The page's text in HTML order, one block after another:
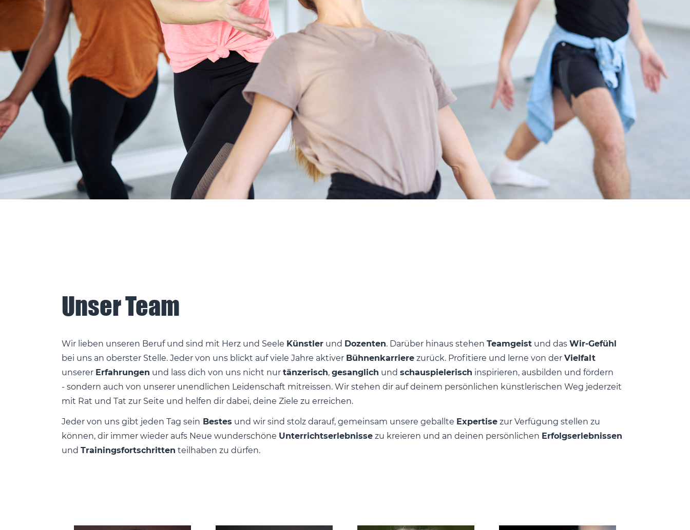
Unser Team
Wir lieben unseren Beruf und sind mit Herz und Seele Künstler und Dozenten. Darüber hinaus stehen Teamgeist und das Wir-Gefühl
bei uns an oberster Stelle. Jeder von uns blickt auf viele Jahre aktiver Bühnenkarriere zurück. Profitiere und lerne von der Vielfalt
unserer Erfahrungen und lass dich von uns nicht nur tänzerisch, gesanglich und schauspielerisch inspirieren, ausbilden und fördern
- sondern auch von unserer unendlichen Leidenschaft mitreissen. Wir stehen dir auf deinem persönlichen künstlerischen Weg jederzeit
mit Rat und Tat zur Seite und helfen dir dabei, deine Ziele zu erreichen.
Jeder von uns gibt jeden Tag sein Bestes und wir sind stolz darauf, gemeinsam unsere geballte Expertise zur Verfügung stellen zu
können, dir immer wieder aufs Neue wunderschöne Unterrichtserlebnisse zu kreieren und an deinen persönlichen Erfolgserlebnissen
und Trainingsfortschritten teilhaben zu dürfen.